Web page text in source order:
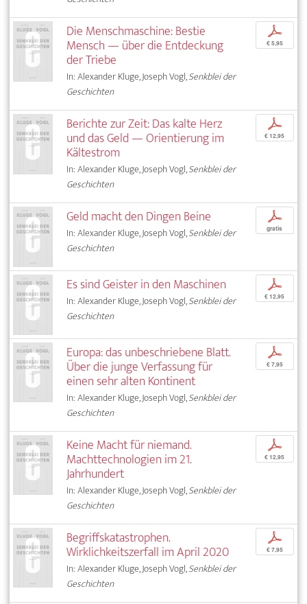
Die Menschmaschine: Bestie
Mensch — über die Entdeckung
der Triebe
In: Alexander Kluge, Joseph Vogl,Senkblei der
Geschichten
p
€ 5,95
Berichte zur Zeit: Das kalte Herz
und das Geld — Orientierung im
Kältestrom
In: Alexander Kluge, Joseph Vogl,Senkblei der
Geschichten
p
€ 12,95
Geld macht den Dingen Beine
In: Alexander Kluge, Joseph Vogl,Senkblei der
Geschichten
p
gratis
Es sind Geister in den Maschinen
In: Alexander Kluge, Joseph Vogl,Senkblei der
Geschichten
p
€ 12,95
Europa: das unbeschriebene Blatt.
Über die junge Verfassung für
einen sehr alten Kontinent
In: Alexander Kluge, Joseph Vogl,Senkblei der
Geschichten
p
€ 7,95
Keine Macht für niemand.
Machttechnologien im 21.
Jahrhundert
In: Alexander Kluge, Joseph Vogl,Senkblei der
Geschichten
p
€ 12,95
Begriffskatastrophen.
Wirklichkeitszerfall im April 2020
In: Alexander Kluge, Joseph Vogl,Senkblei der
Geschichten
p
€ 7,95